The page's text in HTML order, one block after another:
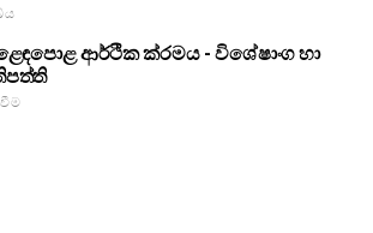
ආර්ථික ක්රමය - විශේෂාංග හා